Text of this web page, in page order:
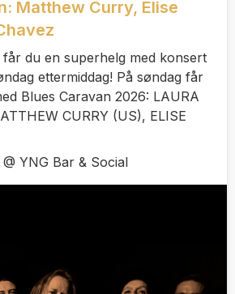
Matthew Curry, Elise
får du en superhelg med konsert
ettermiddag! På søndag får
Blues Caravan 2026: LAURA
CURRY (US), ELISE
YNG Bar & Social